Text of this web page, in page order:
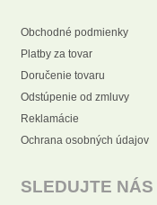
Obchodné podmienky
Platby za tovar
Doručenie tovaru
Odstúpenie od zmluvy
Reklamácie
Ochrana osobných údajov
SLEDUJTE NÁS